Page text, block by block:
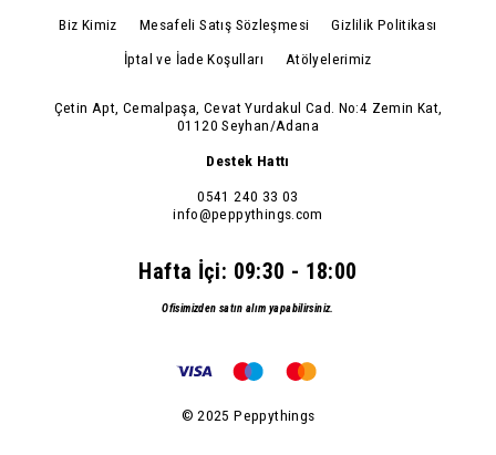
Biz Kimiz Mesafeli Satış Sözleşmesi
Gizlilik Politikası
İptal ve İade Koşulları
Atölyelerimiz
Çetin Apt, Cemalpaşa, Cevat Yurdakul Cad. No:4 Zemin Kat,
01120 Seyhan/Adana
Destek Hattı
0541 240 33 03
info@peppythings.com
Hafta İçi: 09:30 - 18:00
Ofisimizden satın alım yapabilirsiniz.
© 2025 Peppythings